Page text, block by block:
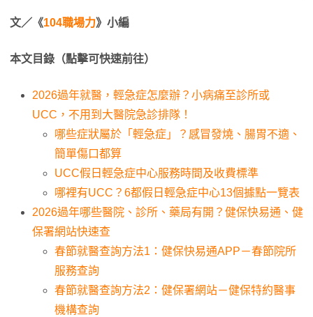
文／《104職場力》小編
本文目錄（點擊可快速前往）
2026過年就醫，輕急症怎麼辦？小病痛至診所或
UCC，不用到大醫院急診排隊！
哪些症狀屬於「輕急症」？感冒發燒、腸胃不適、
簡單傷口都算
UCC假日輕急症中心服務時間及收費標準
哪裡有UCC？6都假日輕急症中心13個據點一覽表
2026過年哪些醫院、診所、藥局有開？健保快易通、健
保署網站快速查
春節就醫查詢方法1：健保快易通APP－春節院所
服務查詢
春節就醫查詢方法2：健保署網站－健保特約醫事
機構查詢